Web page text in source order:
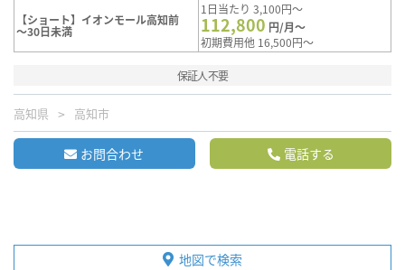
【ショート】イオンモール高知前
～30日未満
1日当たり 3,100円～
112,800 円/月～
初期費用他 16,500円～
保証人不要
高知県 高知市
お問合わせ 電話する
地図で検索